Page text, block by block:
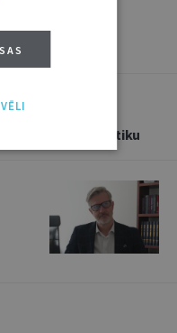
nodarījumu
pret reālpolitiku